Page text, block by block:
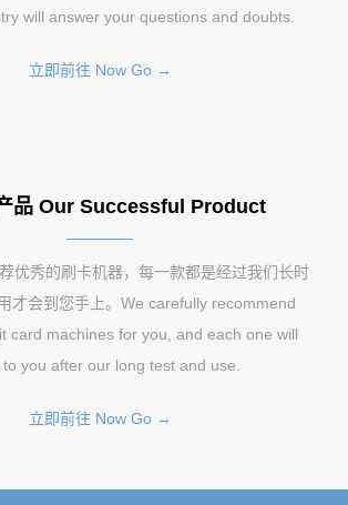
will answer your questions and doubts.
立即前往 Now Go →
品 Our Successful Product
优秀的刷卡机器，每一款都是经过我们长时
才会到您手上。We carefully recommend
card machines for you, and each one will
you after our long test and use.
立即前往 Now Go →